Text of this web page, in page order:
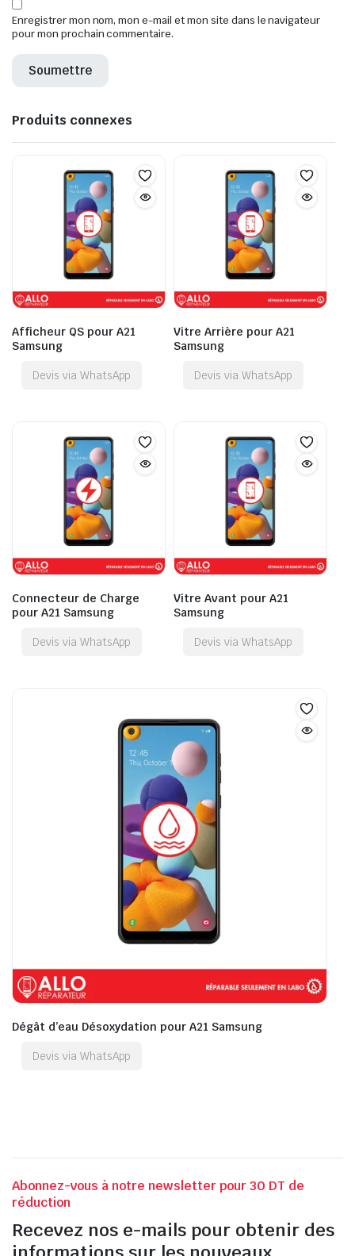
Enregistrer mon nom, mon e-mail et mon site dans le navigateur
pour mon prochain commentaire.
Produits connexes
Afficheur QS pour A21
Samsung
Devis via WhatsApp
Vitre Arrière pour A21
Samsung
Devis via WhatsApp
Connecteur de Charge
pour A21 Samsung
Devis via WhatsApp
Vitre Avant pour A21
Samsung
Devis via WhatsApp
Dégât d’eau Désoxydation pour A21 Samsung
Devis via WhatsApp
Abonnez-vous à notre newsletter pour 30 DT de
réduction
Recevez nos e-mails pour obtenir des